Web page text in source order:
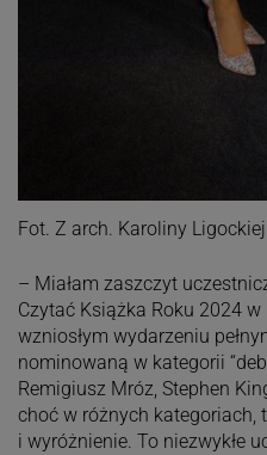
Fot. Z arch. Karoliny Ligockiej
– Miałam zaszczyt
Czytać Książka Roku 2024
wzniosłym wydarzeniu
nominowaną w kategorii
Remigiusz Mróz, Stephen
choć w różnych kategoriach,
i wyróżnienie. To niezwykłe